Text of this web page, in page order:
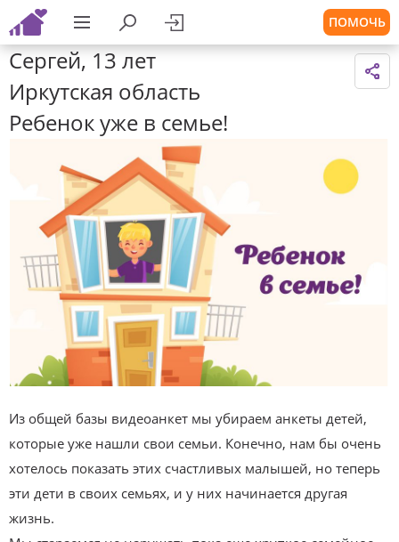
ПОМОЧЬ
Сергей, 13 лет
Иркутская область
Ребенок уже в семье!
Из общей базы видеоанкет мы убираем анкеты детей,
которые уже нашли свои семьи. Конечно, нам бы очень
хотелось показать этих счастливых малышей, но теперь
эти дети в своих семьях, и у них начинается другая
жизнь.